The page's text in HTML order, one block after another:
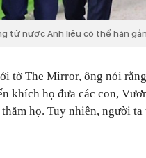
tử nước Anh liệu có thể hàn
tờ The Mirror, ông nói
khích họ đưa các con,
họ. Tuy nhiên, người